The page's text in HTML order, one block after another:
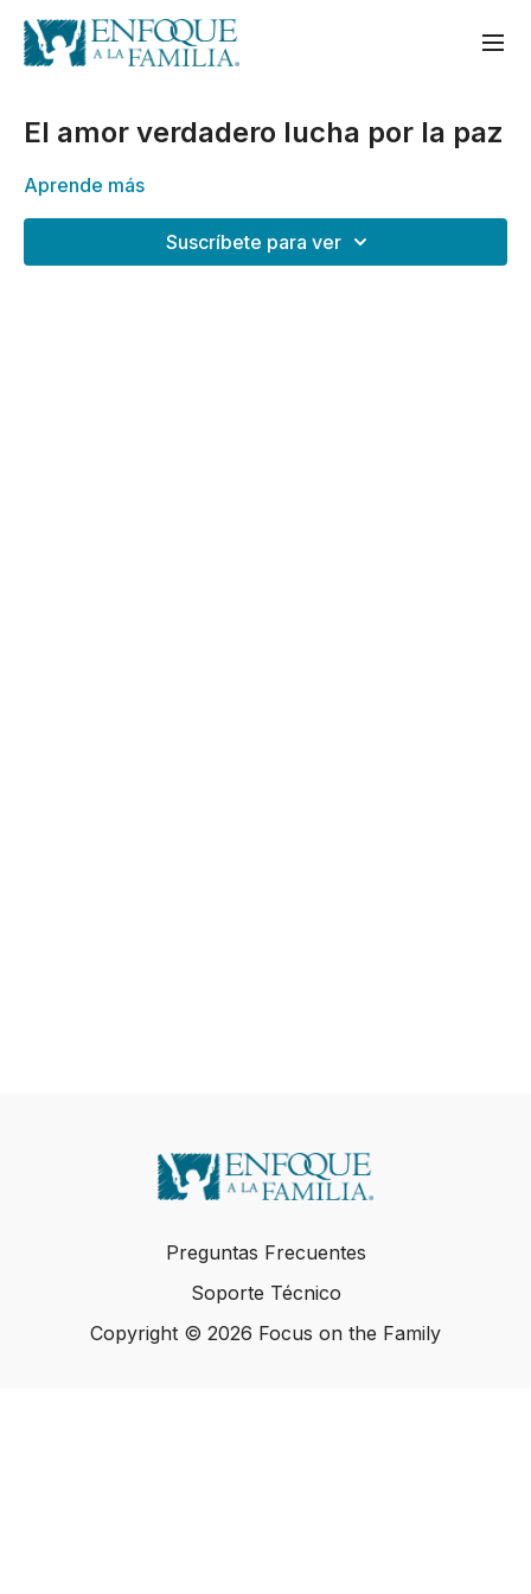
El amor verdadero lucha por la paz
Aprende más
Suscríbete para ver
Preguntas Frecuentes
Soporte Técnico
Copyright © 2026 Focus on the Family